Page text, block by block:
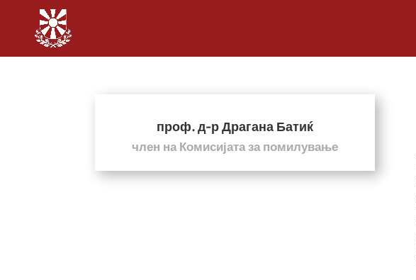
проф. д-р Драгана Батиќ
член на Комисијата за помилување